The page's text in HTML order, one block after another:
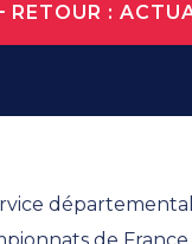
RETOUR :